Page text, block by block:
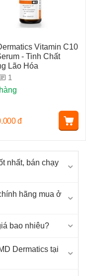
nhất, bán chạy
hãng mua ở
bao nhiêu?
Dermatics tại
Vitamin C10
- Tinh Chất
Lão Hóa
1
đ